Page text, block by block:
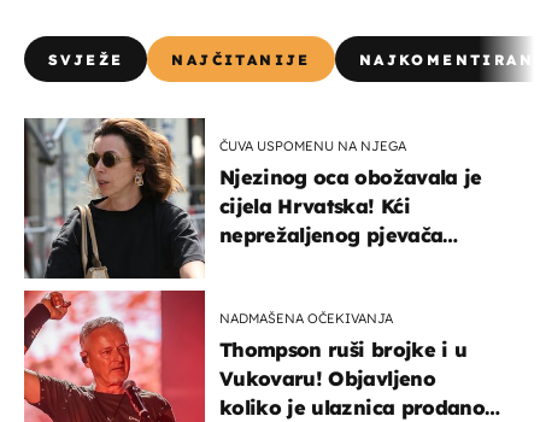
SVJEŽE NAJČITANIJE
ČUVA USPOMENU NA NJEGA
Njezinog oca obožavala je
cijela Hrvatska! Kći
neprežaljenog pjevača
NADMAŠENA OČEKIVANJA
Thompson ruši brojke i u
Vukovaru! Objavljeno
koliko je ulaznica prodano